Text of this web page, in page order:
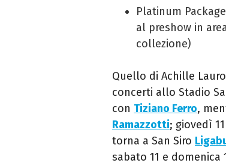
Platinum Package
al preshow in
collezione)
Quello di Achille
concerti allo Stadio
con Tiziano Ferro,
Ramazzotti; giovedì
torna a San Siro
sabato 11 e